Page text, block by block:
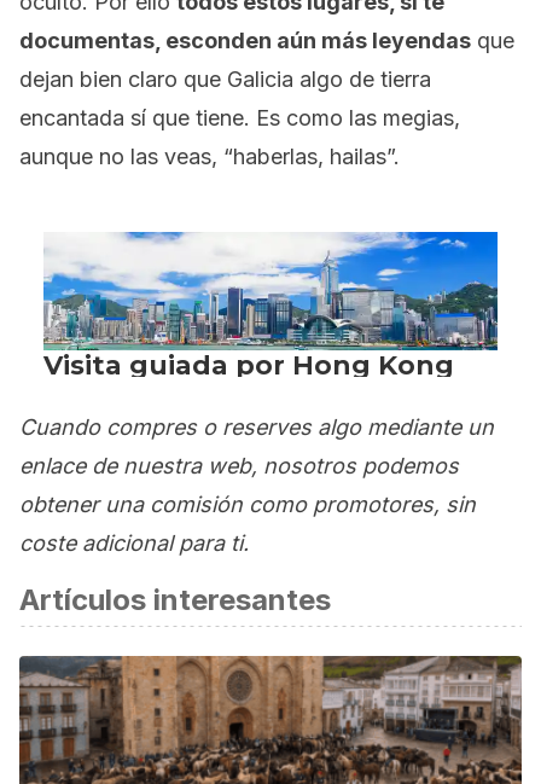
documentas, esconden aún más leyendas que
dejan bien claro que Galicia algo de tierra
encantada sí que tiene. Es como las megias,
aunque no las veas, “haberlas, hailas”.
Cuando compres o reserves algo mediante un
enlace de nuestra web, nosotros podemos
obtener una comisión como promotores, sin
coste adicional para ti.
Artículos interesantes